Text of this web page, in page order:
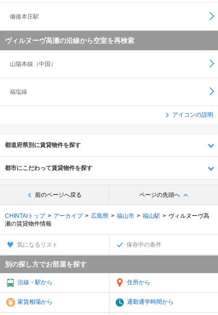
備後本庄駅
ヴィルヌーヴ高瀬の沿線から空室を再検索
山陽本線（中国）
福塩線
アイコンの説明
都道府県別に賃貸物件を探す
都市にこだわって賃貸物件を探す
前のページへ戻る ページの先頭へ
CHINTAIトップ アーカイブ 広島県 福山市 福山駅
ヴィルヌーヴ高
瀬の賃貸物件情報
気になるリスト 保存中の条件
別の探し方でお部屋を探す
沿線・駅から 住所から
家賃相場から 通勤通学時間から